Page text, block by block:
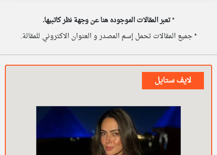
*تعبر المقالات الموجوده هنا عن وجهة نظر كاتبيها.
* جميع المقالات تحمل إسم المصدر و العنوان الاكتروني للمقالة.
لايف ستايل